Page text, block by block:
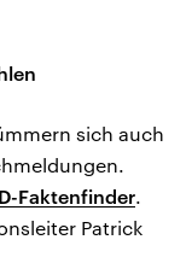
sich auch
Faktenfinder.
Patrick